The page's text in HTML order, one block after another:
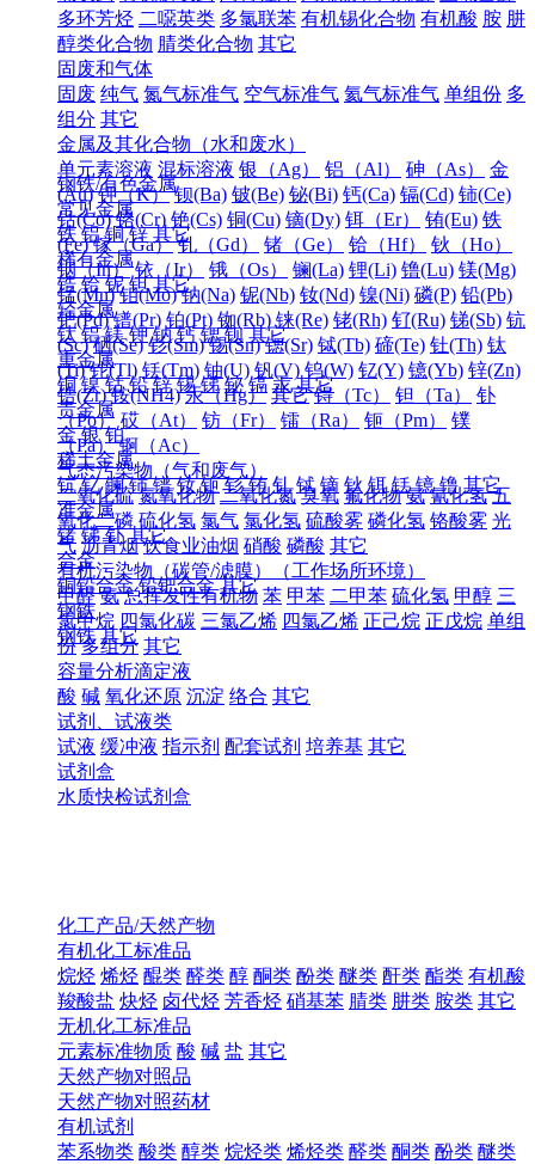
多环芳烃 二噁英类 多氯联苯 有机锡化合物 有机酸 胺 肼
醇类化合物 腈类化合物 其它
固废和气体
固废 纯气 氮气标准气 空气标准气 氦气标准气 单组份 多
组分 其它
金属及其化合物（水和废水）
单元素溶液 混标溶液 银（Ag） 铝（Al） 砷（As）
金
(Au) 钾（K） 钡(Ba) 铍(Be) 铋(Bi) 钙(Ca) 镉(Cd) 铈(Ce)
钴(Co) 铬(Cr) 铯(Cs) 铜(Cu) 镝(Dy) 铒（Er） 铕(Eu) 铁
(Fe) 镓（Ga） 钆（Gd） 锗（Ge） 铪（Hf）
钬（Ho）
铟（In） 铱（Ir） 锇（Os） 镧(La) 锂(Li) 镥(Lu) 镁(Mg)
锰(Mn) 钼(Mo) 钠(Na) 铌(Nb) 钕(Nd) 镍(Ni) 磷(P) 铅(Pb)
钯(Pd) 镨(Pr) 铂(Pt) 铷(Rb) 铼(Re) 铑(Rh) 钌(Ru) 锑(Sb) 钪
(Sc) 硒(Se) 钐(Sm) 锡(Sn) 锶(Sr) 铽(Tb) 碲(Te) 钍(Th) 钛
(Ti) 铊(Tl) 铥(Tm) 铀(U) 钒(V) 钨(W) 钇(Y) 镱(Yb) 锌(Zn)
锆(Zr) 铵(NH4) 汞（Hg） 其它 锝（Tc） 钽（Ta）
钋
（Po） 砹（At） 钫（Fr） 镭（Ra） 钷（Pm）
镤
（Pa） 锕（Ac）
气态污染物（气和废气）
二氧化硫 氮氧化物 二氧化氮 臭氧 氟化物 氨 氰化氢 五
氧化二磷 硫化氢 氯气 氯化氢 硫酸雾 磷化氢 铬酸雾 光
气 沥青烟 饮食业油烟 硝酸 磷酸 其它
有机污染物（碳管/滤膜）（工作场所环境）
甲醛 氨 总挥发性有机物 苯 甲苯 二甲苯 硫化氢 甲醇 三
氯甲烷 四氯化碳 三氯乙烯 四氯乙烯 正己烷 正戊烷 单组
份 多组分 其它
容量分析滴定液
酸 碱 氧化还原 沉淀 络合 其它
试剂、试液类
试液 缓冲液 指示剂 配套试剂 培养基 其它
试剂盒
水质快检试剂盒
钢铁/有色金属
常见金属
铁 铝 铜 锌 其它
稀有金属
锆 铪 铌 钽 其它
轻金属
钛 铝 镁 钾 钠 钙 锶 钡 其它
重金属
铜 镍 钴 铅 锌 锡 锑 铋 镉 汞 其它
贵金属
金 银 铂
稀土金属
钪 钇 镧 铈 镨 钕 钷 钐 铕 钆 铽 镝 钬 铒 铥 镱 镥 其它
准金属
锗 锑 钋 其它
合金
铜铅合金 铅钯合金 其它
钢铁
钢铁 其它
化工产品/天然产物
有机化工标准品
烷烃 烯烃 醌类 醛类 醇 酮类 酚类 醚类 酐类 酯类 有机酸
羧酸盐 炔烃 卤代烃 芳香烃 硝基苯 腈类 肼类 胺类 其它
无机化工标准品
元素标准物质 酸 碱 盐 其它
天然产物对照品
天然产物对照药材
有机试剂
苯系物类 酸类 醇类 烷烃类 烯烃类 醛类 酮类 酚类 醚类